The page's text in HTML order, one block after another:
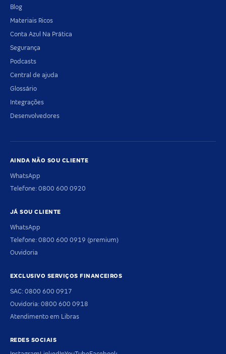
Blog
Materiais Ricos
Conta Azul Na Prática
Segurança
Podcasts
Central de ajuda
Glossário
Integrações
Desenvolvedores
AINDA NÃO SOU CLIENTE
WhatsApp
Telefone: 0800 600 0920
JÁ SOU CLIENTE
WhatsApp
Telefone: 0800 600 0919 (premium)
Ouvidoria
EXCLUSIVO SERVIÇOS FINANCEIROS
SAC: 0800 600 0917
Ouvidoria: 0800 600 0918
Atendimento em Libras
REDES SOCIAIS